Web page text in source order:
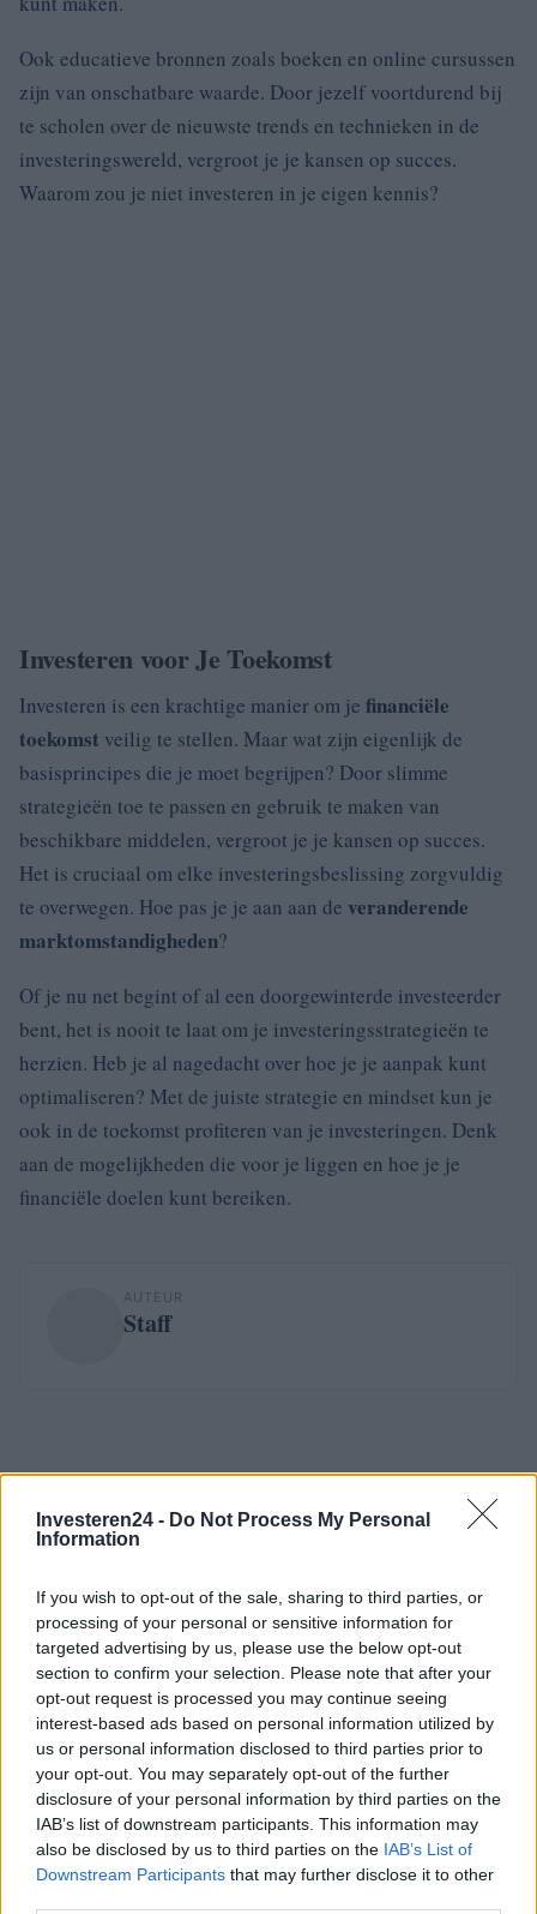
Investeren24 - Do Not Process My Personal
Information
If you wish to opt-out of the sale, sharing to third parties, or
processing of your personal or sensitive information for
targeted advertising by us, please use the below opt-out
section to confirm your selection. Please note that after your
opt-out request is processed you may continue seeing
interest-based ads based on personal information utilized by
us or personal information disclosed to third parties prior to
your opt-out. You may separately opt-out of the further
disclosure of your personal information by third parties on the
IAB’s list of downstream participants. This information may
also be disclosed by us to third parties on the IAB’s List of
Downstream Participants that may further disclose it to other
Ook educatieve bronnen zoals boeken en online cursussen
zijn van onschatbare waarde. Door jezelf voortdurend bij
te scholen over de nieuwste trends en technieken in de
investeringswereld, vergroot je je kansen op succes.
Waarom zou je niet investeren in je eigen kennis?
Investeren voor Je Toekomst
Investeren is een krachtige manier om je financiële
toekomst veilig te stellen. Maar wat zijn eigenlijk de
basisprincipes die je moet begrijpen? Door slimme
strategieën toe te passen en gebruik te maken van
beschikbare middelen, vergroot je je kansen op succes.
Het is cruciaal om elke investeringsbeslissing zorgvuldig
te overwegen. Hoe pas je je aan aan de veranderende
marktomstandigheden?
Of je nu net begint of al een doorgewinterde investeerder
bent, het is nooit te laat om je investeringsstrategieën te
herzien. Heb je al nagedacht over hoe je je aanpak kunt
optimaliseren? Met de juiste strategie en mindset kun je
ook in de toekomst profiteren van je investeringen. Denk
aan de mogelijkheden die voor je liggen en hoe je je
financiële doelen kunt bereiken.
AUTEUR
Staff